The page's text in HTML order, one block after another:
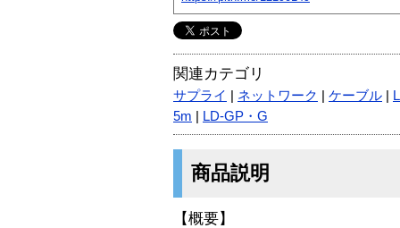
関連カテゴリ
サプライ ネットワーク ケーブル
5m
LD-GP・G
商品説明
【概要】